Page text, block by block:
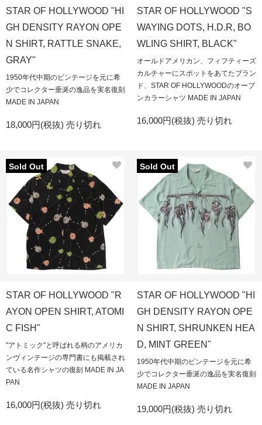
STAR OF HOLLYWOOD "HI
GH DENSITY RAYON OPE
N SHIRT, RATTLE SNAKE,
GRAY"
1950年代中期のビンテージを元に希
少でコレクター垂涎の逸品を実名復刻
MADE IN JAPAN
18,000円(税抜) 売り切れ
STAR OF HOLLYWOOD "S
WAYING DOTS, H.D.R, BO
WLING SHIRT, BLACK"
オールドアメリカン、フィフティーズ
カルチャーにスポットをあてたブラン
ド、STAR OF HOLLYWOODのオープ
ンカラーシャツ MADE IN JAPAN
16,000円(税抜) 売り切れ
Sold Out
STAR OF HOLLYWOOD "R
AYON OPEN SHIRT, ATOMI
C FISH"
"アトミック"と呼ばれる柄のアメリカ
ンヴィンテージの専門書にも掲載され
ている名作シャツの復刻 MADE IN JA
PAN
16,000円(税抜) 売り切れ
Sold Out
STAR OF HOLLYWOOD "HI
GH DENSITY RAYON OPE
N SHIRT, SHRUNKEN HEA
D, MINT GREEN"
1950年代中期のビンテージを元に希
少でコレクター垂涎の逸品を実名復刻
MADE IN JAPAN
19,000円(税抜) 売り切れ